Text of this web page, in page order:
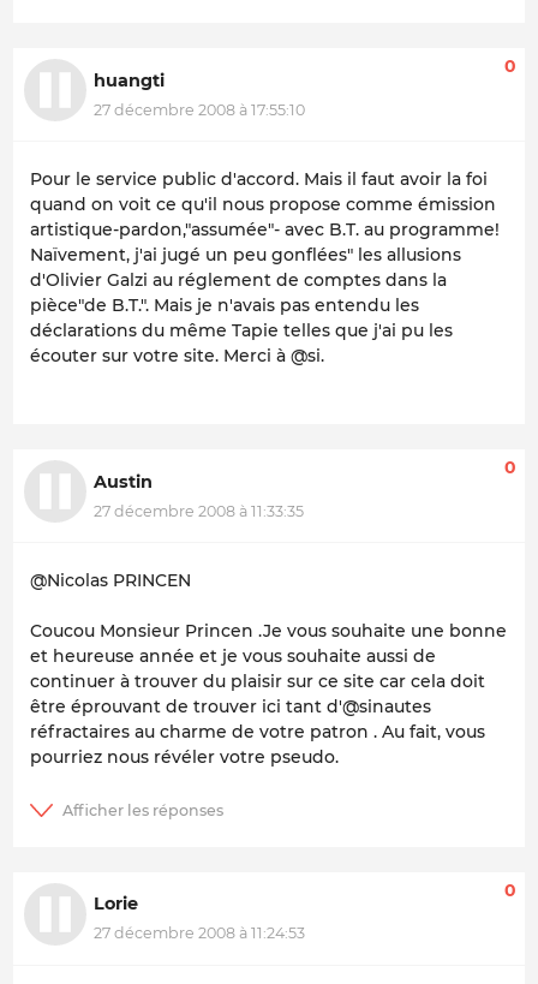
huangti
27 décembre 2008 à 17:55:10
0
Pour le service public d'accord. Mais il faut avoir la foi
quand on voit ce qu'il nous propose comme émission
artistique-pardon,"assumée"- avec B.T. au programme!
Naïvement, j'ai jugé un peu gonflées" les allusions
d'Olivier Galzi au réglement de comptes dans la
pièce"de B.T.". Mais je n'avais pas entendu les
déclarations du même Tapie telles que j'ai pu les
écouter sur votre site. Merci à @si.
Austin
27 décembre 2008 à 11:33:35
0
@Nicolas PRINCEN
Coucou Monsieur Princen .Je vous souhaite une bonne
et heureuse année et je vous souhaite aussi de
continuer à trouver du plaisir sur ce site car cela doit
être éprouvant de trouver ici tant d'@sinautes
réfractaires au charme de votre patron . Au fait, vous
pourriez nous révéler votre pseudo.
Lorie
27 décembre 2008 à 11:24:53
0